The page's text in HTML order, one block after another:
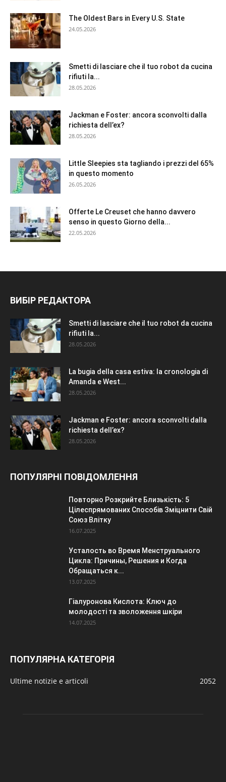
The Oldest Bars in Every U.S. State
24.05.2026
Smetti di lasciare che il tuo robot da cucina
rifiuti la...
28.05.2026
Jackman e Foster: ancora sconvolti dalla
richiesta dell’ex?
28.05.2026
Little Sleepies sta tagliando i prezzi del 65%
in questo momento
26.05.2026
Offerte Le Creuset che hanno davvero
senso in questo Giorno della...
22.05.2026
ВИБІР РЕДАКТОРА
Smetti di lasciare che il tuo robot da cucina
rifiuti la...
28.05.2026
La bugia della casa estiva: la cronologia di
Amanda e West...
28.05.2026
Jackman e Foster: ancora sconvolti dalla
richiesta dell’ex?
28.05.2026
ПОПУЛЯРНІ ПОВІДОМЛЕННЯ
Повторно Розкрийте Близькість: 5
Цілеспрямованих Способів Зміцнити Свій
Союз Влітку
16.07.2025
Усталость во Время Менструального
Цикла: Причины, Решения и Когда
Обращаться к...
13.07.2025
Гіалуронова Кислота: Ключ до
молодості та зволоження шкіри
14.07.2025
ПОПУЛЯРНА КАТЕГОРІЯ
Ultime notizie e articoli 2052